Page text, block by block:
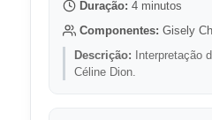
Duração: 4 minutos
Componentes: Gisely
Descrição: Interpretação
Céline Dion.